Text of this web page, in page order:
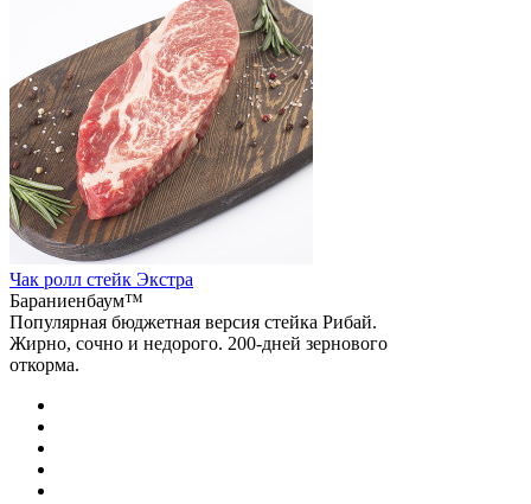
Чак ролл стейк Экстра
Бараниенбаум™
Популярная бюджетная версия стейка Рибай.
Жирно, сочно и недорого. 200-дней зернового
откорма.